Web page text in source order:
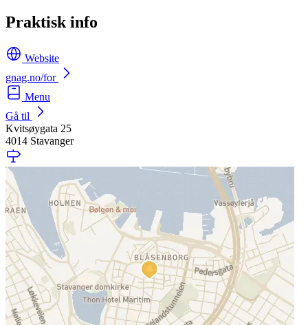
Praktisk info
Website
gnag.no/for
Menu
Gå til
Kvitsøygata 25
4014 Stavanger